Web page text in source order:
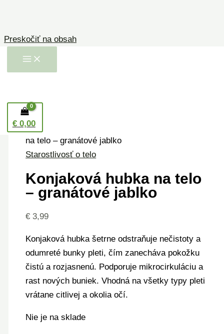
Preskočiť na obsah
€0,00Domov
na telo – granátové jablko
Starostlivosť o telo
Konjaková hubka na telo
– granátové jablko
€ 3,99
Konjaková hubka šetrne odstraňuje nečistoty a
odumreté bunky pleti, čím zanecháva pokožku
čistú a rozjasnenú. Podporuje mikrocirkuláciu a
rast nových buniek. Vhodná na všetky typy pleti
vrátane citlivej a okolia očí.
Nie je na sklade